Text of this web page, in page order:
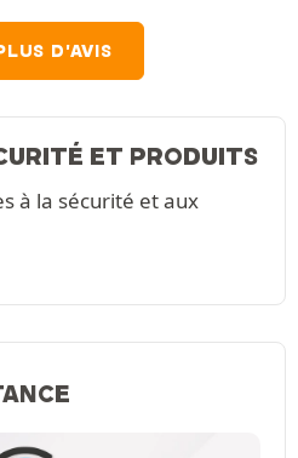
D'AVIS
ET PRODUITS
à la sécurité et aux